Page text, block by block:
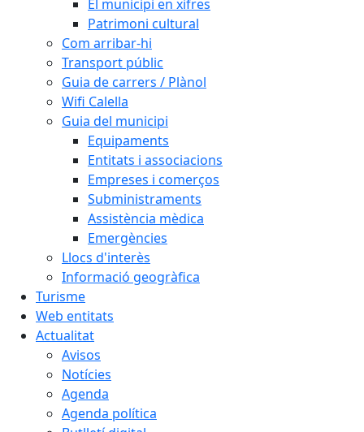
El municipi en xifres
Patrimoni cultural
Com arribar-hi
Transport públic
Guia de carrers / Plànol
Wifi Calella
Guia del municipi
Equipaments
Entitats i associacions
Empreses i comerços
Subministraments
Assistència mèdica
Emergències
Llocs d'interès
Informació geogràfica
Turisme
Web entitats
Actualitat
Avisos
Notícies
Agenda
Agenda política